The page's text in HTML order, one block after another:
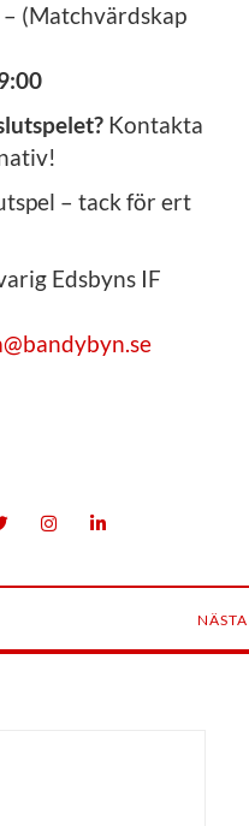
– (Matchvärdskap
Kontakta
– tack för ert
Edsbyns IF
NÄSTA